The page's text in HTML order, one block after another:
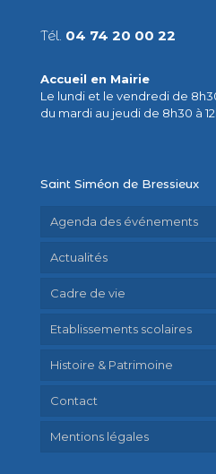
Tél. 04 74 20 00 22
Accueil en Mairie
Le lundi et le vendredi de
du mardi au jeudi de 8h30 à
Saint Siméon de Bressieux
Agenda des événements
Actualités
Cadre de vie
Etablissements scolaires
Histoire & Patrimoine
Contact
Mentions légales